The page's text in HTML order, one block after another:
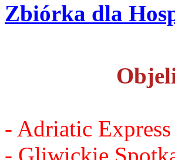
Zbiórka dla
- Adriatic